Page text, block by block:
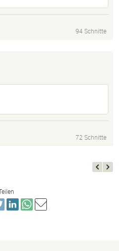
94 Schnitte
72 Schnitte